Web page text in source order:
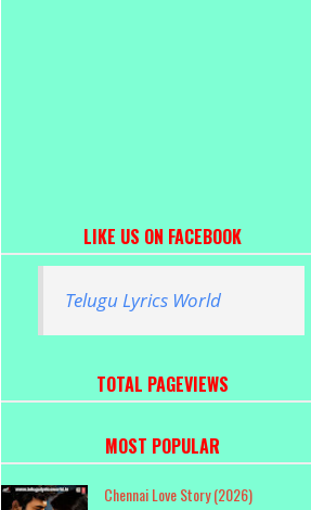
LIKE US ON FACEBOOK
Telugu Lyrics World
TOTAL PAGEVIEWS
MOST POPULAR
Chennai Love Story (2026)